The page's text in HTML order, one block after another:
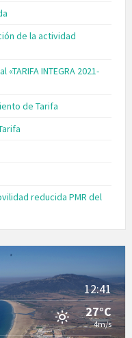
de la actividad
INTEGRA 2021-
de Tarifa
reducida PMR del
12:41
27°C
4m/s